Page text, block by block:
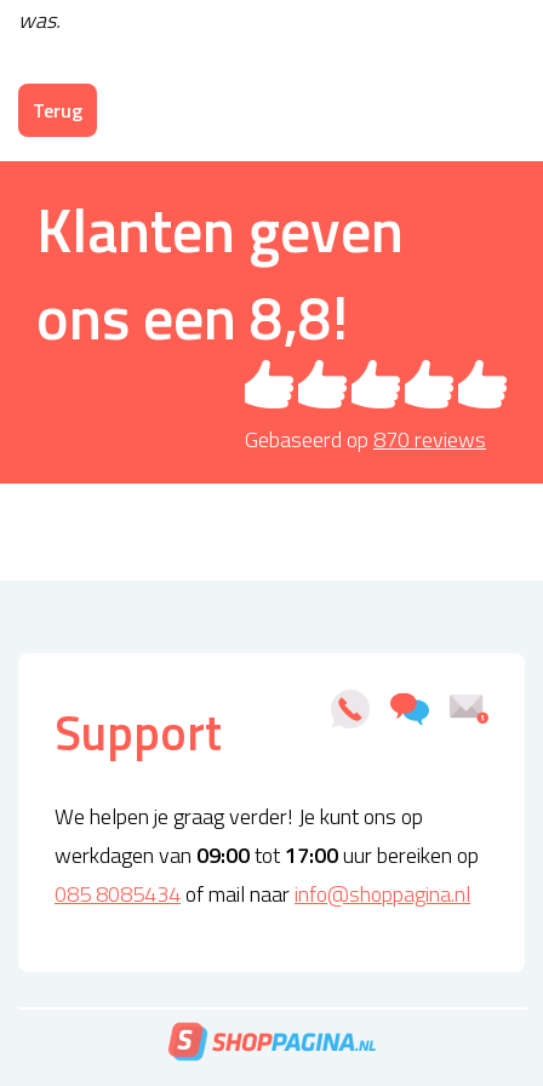
was.
Terug
Klanten geven
ons een8,8!
Gebaseerd op 870reviews
Support
We helpen je graag verder! Je kunt ons op
werkdagen van 09:00tot17:00uur bereiken op
085 8085434of mail naarinfo@shoppagina.nl